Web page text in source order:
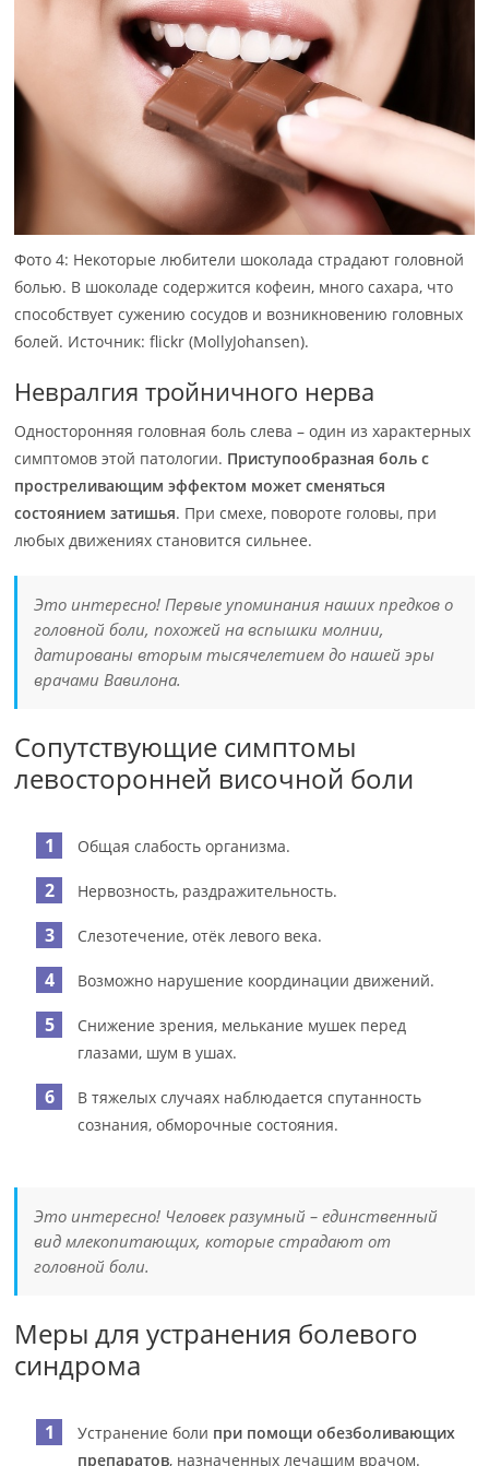
Фото 4: Некоторые любители шоколада страдают головной
болью. В шоколаде содержится кофеин, много сахара, что
способствует сужению сосудов и возникновению головных
болей. Источник: flickr (MollyJohansen).
Невралгия тройничного нерва
Односторонняя головная боль слева – один из характерных
симптомов этой патологии. Приступообразная боль с
простреливающим эффектом может сменяться
состоянием затишья. При смехе, повороте головы, при
любых движениях становится сильнее.
Это интересно! Первые упоминания наших предков о
головной боли, похожей на вспышки молнии,
датированы вторым тысячелетием до нашей эры
врачами Вавилона.
Сопутствующие симптомы
левосторонней височной боли
Общая слабость организма.
Нервозность, раздражительность.
Слезотечение, отёк левого века.
Возможно нарушение координации движений.
Снижение зрения, мелькание мушек перед
глазами, шум в ушах.
В тяжелых случаях наблюдается спутанность
сознания, обморочные состояния.
Это интересно! Человек разумный – единственный
вид млекопитающих, которые страдают от
головной боли.
Меры для устранения болевого
синдрома
Устранение боли при помощи обезболивающих
препаратов, назначенных лечащим врачом.